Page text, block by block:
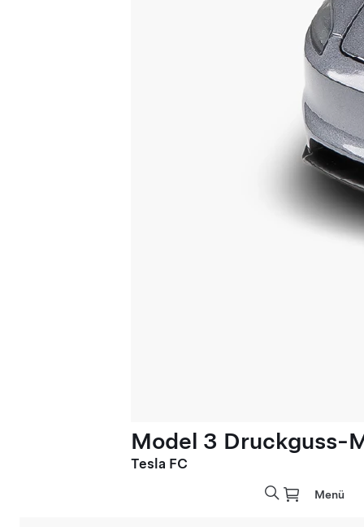
Model 3 Druckguss-
Tesla FC
Menü